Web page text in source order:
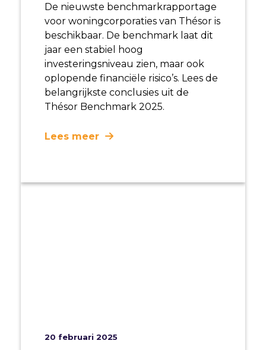
De nieuwste benchmarkrapportage
voor woningcorporaties van Thésor is
beschikbaar. De benchmark laat dit
jaar een stabiel hoog
investeringsniveau zien, maar ook
oplopende financiële risico’s. Lees de
belangrijkste conclusies uit de
Thésor Benchmark 2025.
Lees meer
20 februari 2025